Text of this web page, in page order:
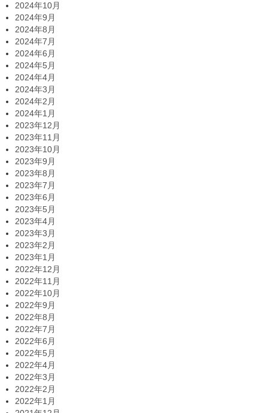
2024年10月
2024年9月
2024年8月
2024年7月
2024年6月
2024年5月
2024年4月
2024年3月
2024年2月
2024年1月
2023年12月
2023年11月
2023年10月
2023年9月
2023年8月
2023年7月
2023年6月
2023年5月
2023年4月
2023年3月
2023年2月
2023年1月
2022年12月
2022年11月
2022年10月
2022年9月
2022年8月
2022年7月
2022年6月
2022年5月
2022年4月
2022年3月
2022年2月
2022年1月